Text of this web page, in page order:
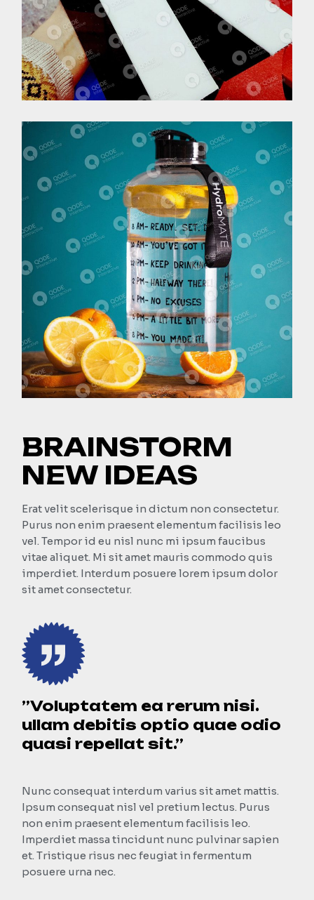
BRAINSTORM
NEW IDEAS
Erat velit scelerisque in dictum non consectetur.
Purus non enim praesent elementum facilisis leo
vel. Tempor id eu nisl nunc mi ipsum faucibus
vitae aliquet. Mi sit amet mauris commodo quis
imperdiet. Interdum posuere lorem ipsum dolor
sit amet consectetur.
”Voluptatem ea rerum nisi.
ullam debitis optio quae odio
quasi repellat sit.”
Nunc consequat interdum varius sit amet mattis.
Ipsum consequat nisl vel pretium lectus. Purus
non enim praesent elementum facilisis leo.
Imperdiet massa tincidunt nunc pulvinar sapien
et. Tristique risus nec feugiat in fermentum
posuere urna nec.